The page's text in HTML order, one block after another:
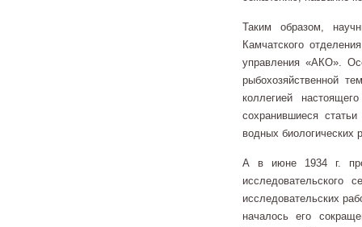
Таким образом,
Камчатского
управления «АКО».
рыбохозяйственной
коллегией
сохранившиеся
водных биологических
А в июне 1934 г.
исследовательских
началось его